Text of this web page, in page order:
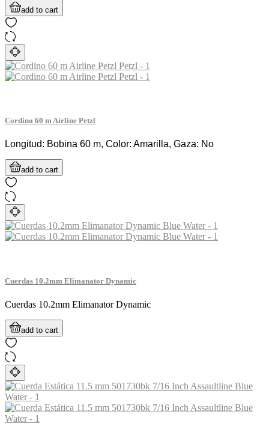
add to cart
Cordino 60 m Airline Petzl
Longitud: Bobina 60 m, Color: Amarilla, Gaza: No
add to cart
Cuerdas 10.2mm Elimanator Dynamic
Cuerdas 10.2mm Elimanator Dynamic
add to cart